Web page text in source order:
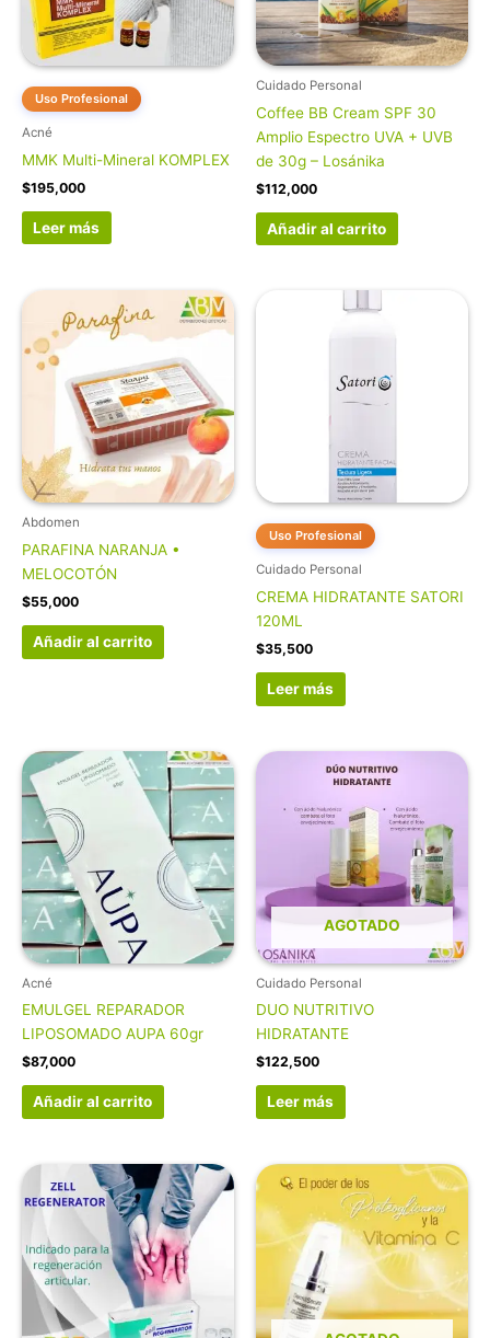
Uso Profesional
Acné
MMK Multi-Mineral KOMPLEX
$195,000
Leer más
Cuidado Personal
Coffee BB Cream SPF 30
Amplio Espectro UVA + UVB
de 30g – Losánika
$112,000
Añadir al carrito
Abdomen
PARAFINA NARANJA •
MELOCOTÓN
$55,000
Añadir al carrito
Uso Profesional
Cuidado Personal
CREMA HIDRATANTE SATORI
120ML
$35,500
Leer más
Acné
EMULGEL REPARADOR
LIPOSOMADO AUPA 60gr
$87,000
Añadir al carrito
AGOTADO
Cuidado Personal
DUO NUTRITIVO
HIDRATANTE
$122,500
Leer más